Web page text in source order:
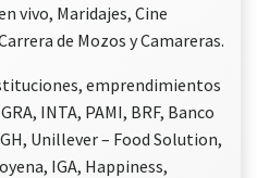
vivo, Maridajes, Cine
de Mozos y Camareras.
emprendimientos
INTA, PAMI, BRF, Banco
Unillever – Food Solution,
IGA, Happiness,